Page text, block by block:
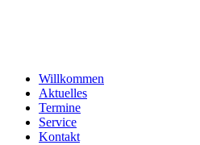
Willkommen
Aktuelles
Termine
Service
Kontakt